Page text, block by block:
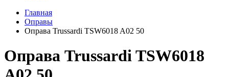
Главная
Оправы
Оправа Trussardi TSW6018 A02 50
Оправа Trussardi TSW6018